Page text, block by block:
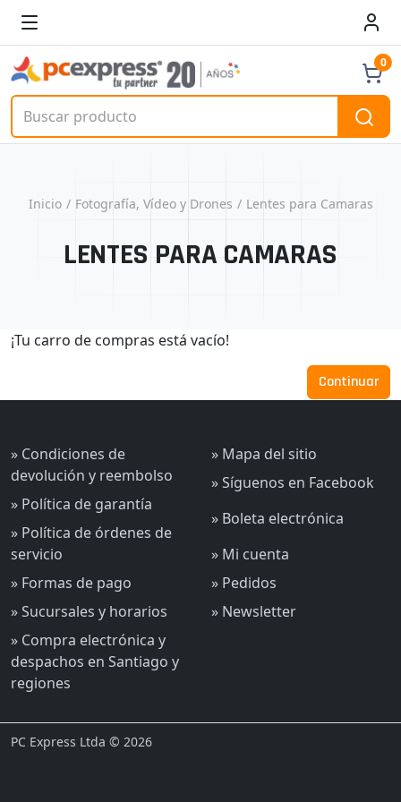
0
Inicio Fotografía, Vídeo y Drones Lentes para Camaras
LENTES PARA CAMARAS
¡Tu carro de compras está vacío!
Continuar
» Condiciones de
devolución y reembolso
» Política de garantía
» Política de órdenes de
servicio
» Formas de pago
» Sucursales y horarios
» Compra electrónica y
despachos en Santiago y
regiones
» Mapa del sitio
» Síguenos en Facebook
» Boleta electrónica
» Mi cuenta
» Pedidos
» Newsletter
PC Express Ltda © 2026